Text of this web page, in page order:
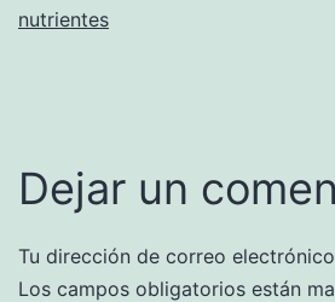
nutrientes
Dejar un
Tu dirección de correo
Los campos obligatorios están